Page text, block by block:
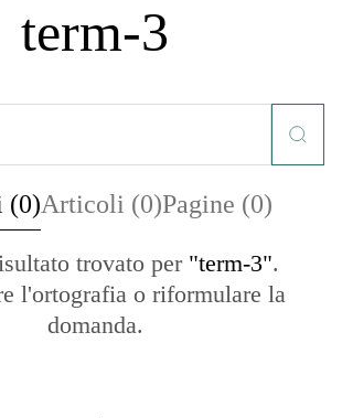
term-3
(0)Articoli (0)Pagine (0)
trovato per "term-3".
l'ortografia o riformulare la
domanda.